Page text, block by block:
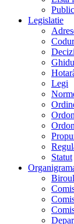
Legislatie
Legi
Statut